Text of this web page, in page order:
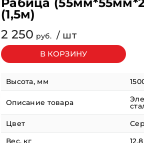
(1,5м)
2 250 pуб. / шт
Высота, мм
Описание товара
Цвет
Вес, кг
12,8